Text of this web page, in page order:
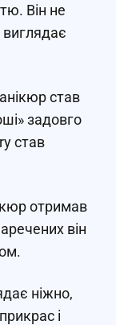
Він не
став
задовго
став
отримав
він
ніжно,
і